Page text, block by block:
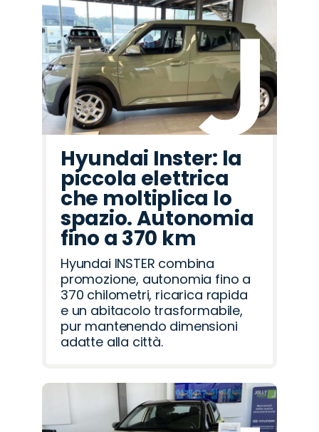
Hyundai Inster: la
piccola elettrica
che moltiplica lo
spazio. Autonomia
fino a 370 km
Hyundai INSTER combina
promozione, autonomia fino a
370 chilometri, ricarica rapida
e un abitacolo trasformabile,
pur mantenendo dimensioni
adatte alla città.